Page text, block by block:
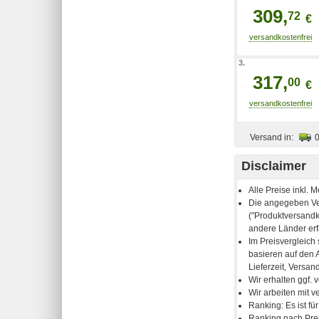
309,72 €
3.
317,00 €
Versand in:
Disclaimer